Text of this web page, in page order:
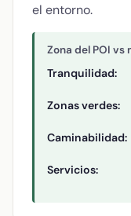
el entorno.
Zona del POI vs
Tranquilidad:
Zonas verdes:
Caminabilidad:
Servicios: